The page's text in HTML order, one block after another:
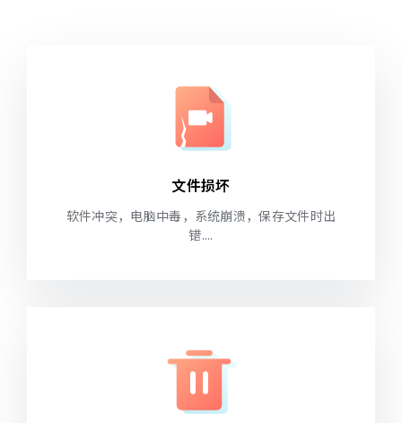
文件损坏
软件冲突，电脑中毒，系统崩溃，保存文件时出
错....